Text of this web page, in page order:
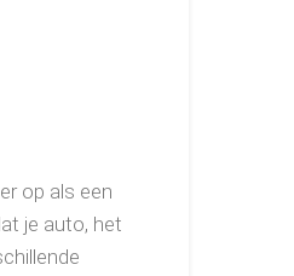
op als een
je auto, het